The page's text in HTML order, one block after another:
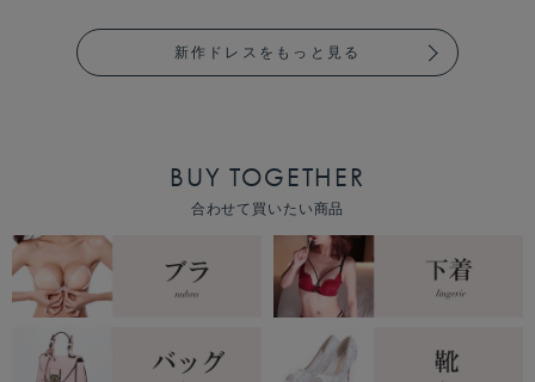
新作ドレスをもっと見る
BUY TOGETHER
合わせて買いたい商品